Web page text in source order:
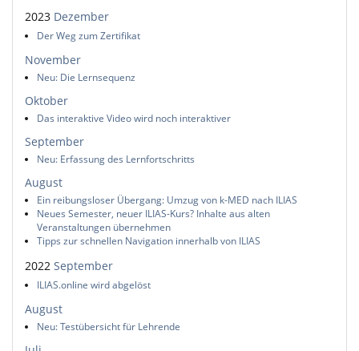
2023 Dezember
Der Weg zum Zertifikat
November
Neu: Die Lernsequenz
Oktober
Das interaktive Video wird noch interaktiver
September
Neu: Erfassung des Lernfortschritts
August
Ein reibungsloser Übergang: Umzug von k-MED nach ILIAS
Neues Semester, neuer ILIAS-Kurs? Inhalte aus alten
Veranstaltungen übernehmen
Tipps zur schnellen Navigation innerhalb von ILIAS
2022 September
ILIAS.online wird abgelöst
August
Neu: Testübersicht für Lehrende